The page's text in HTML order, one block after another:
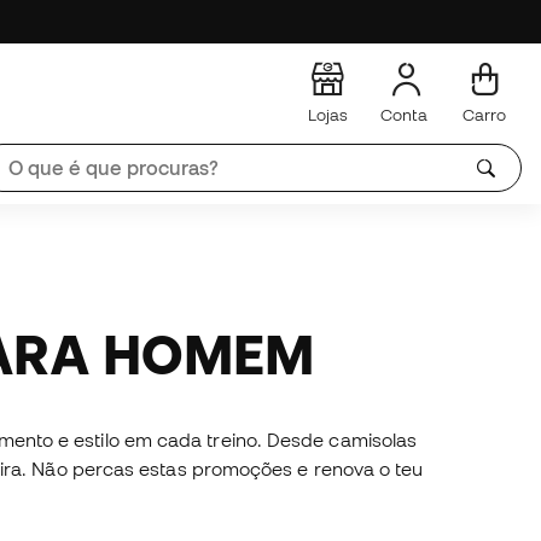
Lojas Conta Carro
HOMEM
e estilo em cada treino. Desde camisolas
Não percas estas promoções e renova o teu